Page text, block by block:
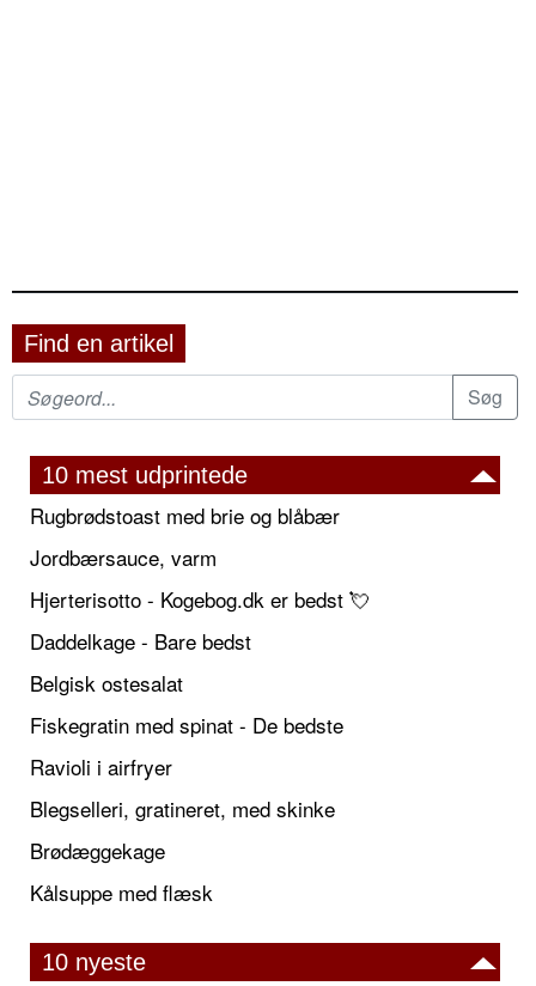
Find en artikel
10 mest udprintede
Rugbrødstoast med brie og blåbær
Jordbærsauce, varm
Hjerterisotto - Kogebog.dk er bedst 💘
Daddelkage - Bare bedst
Belgisk ostesalat
Fiskegratin med spinat - De bedste
Ravioli i airfryer
Blegselleri, gratineret, med skinke
Brødæggekage
Kålsuppe med flæsk
10 nyeste